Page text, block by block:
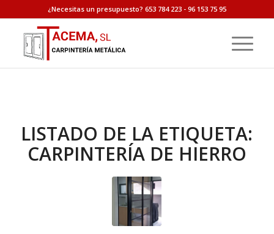
¿Necesitas un presupuesto? 653 784 223 - 96 153 75 95
LISTADO DE LA ETIQUETA:
CARPINTERÍA DE HIERRO